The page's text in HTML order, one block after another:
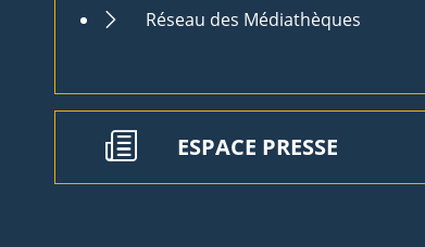
Réseau des Médiathèques
ESPACE PRESSE